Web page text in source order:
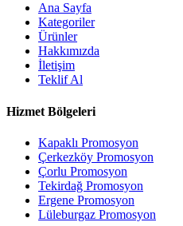
Ana Sayfa
Kategoriler
Ürünler
Hakkımızda
İletişim
Teklif Al
Hizmet Bölgeleri
Kapaklı Promosyon
Çerkezköy Promosyon
Çorlu Promosyon
Tekirdağ Promosyon
Ergene Promosyon
Lüleburgaz Promosyon